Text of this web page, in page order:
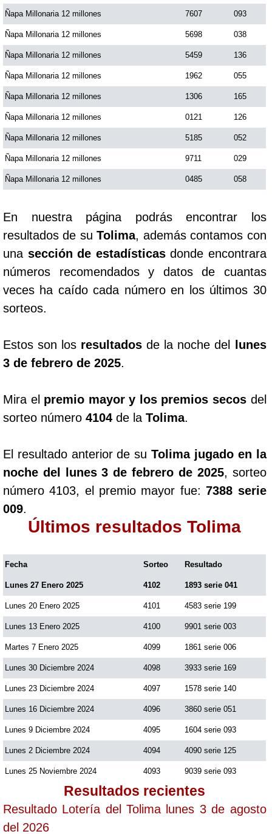
Saman de la suerte
Sinuano Día
Sinuano Noche
Super Chontico Noche
Ñapa Millonaria 12 millones 7607 093
Ñapa Millonaria 12 millones 5698 038
Ñapa Millonaria 12 millones 5459 136
Ñapa Millonaria 12 millones 1962 055
Ñapa Millonaria 12 millones 1306 165
Ñapa Millonaria 12 millones 0121 126
Ñapa Millonaria 12 millones 5185 052
Ñapa Millonaria 12 millones 9711 029
Ñapa Millonaria 12 millones 0485 058
En nuestra página podrás encontrar los
resultados de suTolima, además contamos con
una sección de estadísticasdonde encontrara
números recomendados y datos de cuantas
veces ha caído cada número en los últimos 30
sorteos.
Estos son los resultados de la noche del
lunes
3 de febrero de 2025.
Mira el premio mayor y los premios secosdel
sorteo número 4104 de la Tolima.
El resultado anterior de suTolima jugado en la
noche del lunes 3 de febrero de 2025, sorteo
número 4103, el premio mayor fue:7388 serie
009.
Últimos resultados Tolima
Fecha Sorteo Resultado
Lunes 27 Enero 2025 4102 1893 serie 041
Lunes 20 Enero 2025 4101 4583 serie 199
Lunes 13 Enero 2025 4100 9901 serie 003
Martes 7 Enero 2025 4099 1861 serie 006
Lunes 30 Diciembre 2024 4098 3933 serie 169
Lunes 23 Diciembre 2024 4097 1578 serie 140
Lunes 16 Diciembre 2024 4096 3860 serie 051
Lunes 9 Diciembre 2024 4095 1604 serie 093
Lunes 2 Diciembre 2024 4094 4090 serie 125
Lunes 25 Noviembre 2024 4093 9039 serie 093
Resultados recientes
Resultado Lotería del Tolima lunes 3 de agosto
del 2026